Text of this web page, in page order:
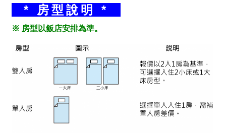
* 房型說明 *
※ 房型以飯店安排為準。